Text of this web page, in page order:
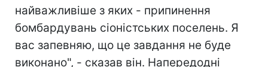
найважливіше з яких - припинення
бомбардувань сіоністських поселень. Я
вас запевняю, що це завдання не буде
виконано", - сказав він. Напередодні